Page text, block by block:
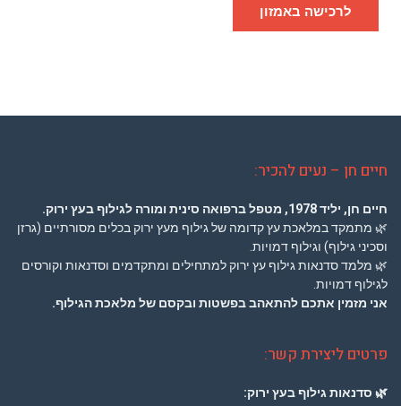
לרכישה באמזון
חיים חן – נעים להכיר:
חיים חן, יליד 1978, מטפל ברפואה סינית ומורה לגילוף בעץ ירוק.
🌿 מתמקד במלאכת עץ קדומה של גילוף מעץ ירוק בכלים מסורתיים (גרזן
וסכיני גילוף) וגילוף דמויות.
🌿 מלמד סדנאות גילוף עץ ירוק למתחילים ומתקדמים וסדנאות וקורסים
לגילוף דמויות.
אני מזמין אתכם להתאהב בפשטות ובקסם של מלאכת הגילוף.
פרטים ליצירת קשר:
🌿 סדנאות גילוף בעץ ירוק: